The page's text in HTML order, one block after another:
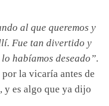
al que queremos y
Fue tan divertido y
habíamos deseado”.
la vicaría antes de
y es algo que ya dijo